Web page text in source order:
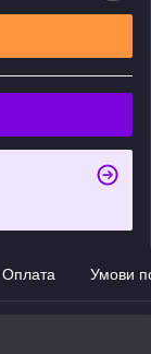
Оплата Умови